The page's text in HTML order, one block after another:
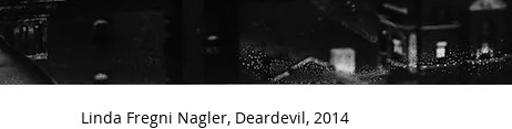
Linda Fregni Nagler, Deardevil, 2014